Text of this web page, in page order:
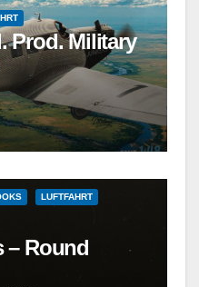
Prod. Military
72 UND KLEINER
ZUBEHÖR
LUFTFAHRT
– Round